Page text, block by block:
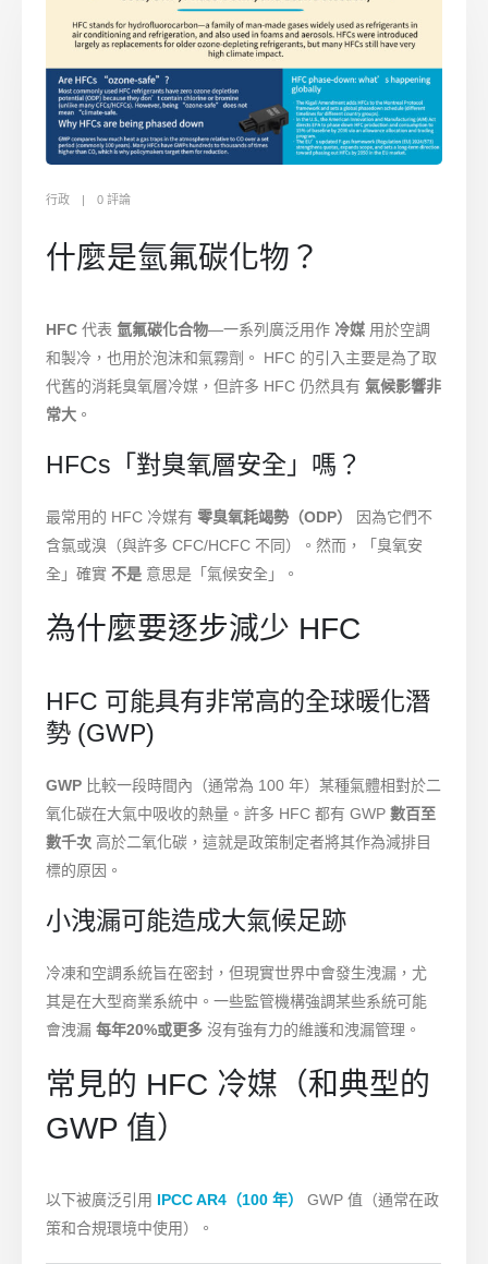
行政 0 評論
什麼是氫氟碳化物？
HFC 代表氫氟碳化合物—一系列廣泛用作 冷媒 用於空調
和製冷，也用於泡沫和氣霧劑。 HFC 的引入主要是為了取
代舊的消耗臭氧層冷媒，但許多 HFC 仍然具有氣候影響非
常大 。
HFCs「對臭氧層安全」嗎？
最常用的 HFC 冷媒有零臭氧耗竭勢（ODP）
因為它們不
含氯或溴（與許多 CFC/HCFC 不同）。然而，「臭氧安
全」確實不是 意思是「氣候安全」。
為什麼要逐步減少 HFC
HFC 可能具有非常高的全球暖化潛
勢 (GWP)
GWP 比較一段時間內（通常為 100 年）某種氣體相對於二
氧化碳在大氣中吸收的熱量。許多 HFC 都有 GWP數百至
數千次 高於二氧化碳，這就是政策制定者將其作為減排目
標的原因。
小洩漏可能造成大氣候足跡
冷凍和空調系統旨在密封，但現實世界中會發生洩漏，尤
其是在大型商業系統中。一些監管機構強調某些系統可能
會洩漏每年20%或更多 沒有強有力的維護和洩漏管理。
常見的 HFC 冷媒（和典型的
GWP 值）
以下被廣泛引用 IPCC AR4（100 年）
GWP 值（通常在政
策和合規環境中使用）。